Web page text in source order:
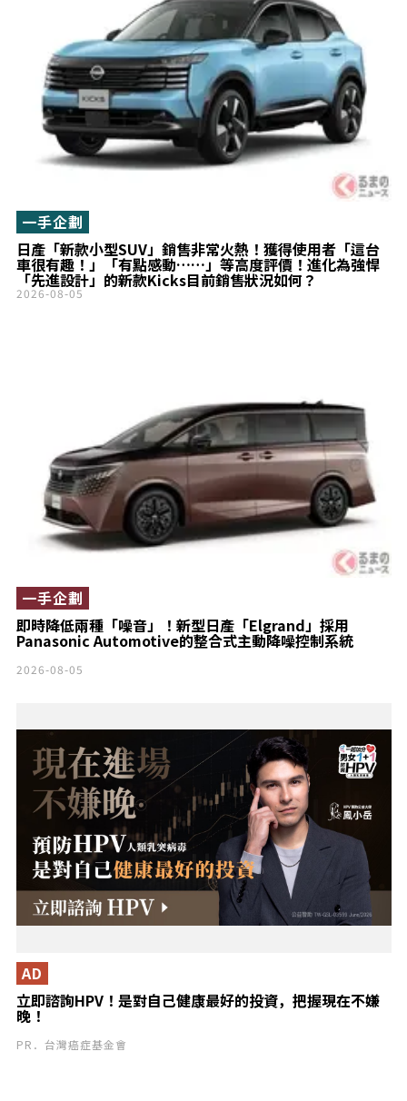
日產「新款小型SUV」銷售非常火熱！獲得使用者「這台
車很有趣！」「有點感動……」等高度評價！進化為強悍
「先進設計」的新款Kicks目前銷售狀況如何？
一手企劃
2026-08-05
即時降低兩種「噪音」！新型日產「Elgrand」採用
Panasonic Automotive的整合式主動降噪控制系統
一手企劃
2026-08-05
立即諮詢HPV！是對自己健康最好的投資，把握現在不嫌
晚！
AD
PR．台灣癌症基金會